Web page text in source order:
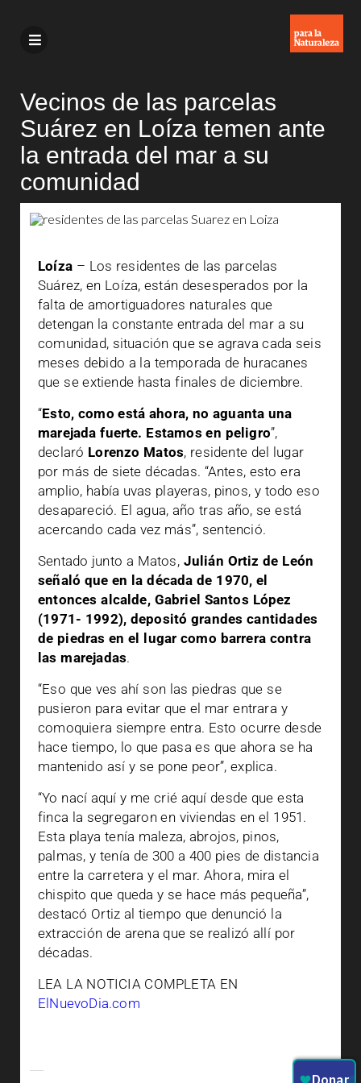
Vecinos de las parcelas
Suárez en Loíza temen ante
la entrada del mar a su
comunidad
Loíza – Los residentes de las parcelas
Suárez, en Loíza, están desesperados por la
falta de amortiguadores naturales que
detengan la constante entrada del mar a su
comunidad, situación que se agrava cada seis
meses debido a la temporada de huracanes
que se extiende hasta finales de diciembre.
“Esto, como está ahora, no aguanta una
marejada fuerte. Estamos en peligro”,
declaró Lorenzo Matos, residente del lugar
por más de siete décadas. “Antes, esto era
amplio, había uvas playeras, pinos, y todo eso
desapareció. El agua, año tras año, se está
acercando cada vez más”, sentenció.
Sentado junto a Matos, Julián Ortiz de León
señaló que en la década de 1970, el
entonces alcalde, Gabriel Santos López
(1971- 1992), depositó grandes cantidades
de piedras en el lugar como barrera contra
las marejadas.
“Eso que ves ahí son las piedras que se
pusieron para evitar que el mar entrara y
comoquiera siempre entra. Esto ocurre desde
hace tiempo, lo que pasa es que ahora se ha
mantenido así y se pone peor”, explica.
“Yo nací aquí y me crié aquí desde que esta
finca la segregaron en viviendas en el 1951.
Esta playa tenía maleza, abrojos, pinos,
palmas, y tenía de 300 a 400 pies de distancia
entre la carretera y el mar. Ahora, mira el
chispito que queda y se hace más pequeña”,
destacó Ortiz al tiempo que denunció la
extracción de arena que se realizó allí por
décadas.
LEA LA NOTICIA COMPLETA EN
ElNuevoDia.com